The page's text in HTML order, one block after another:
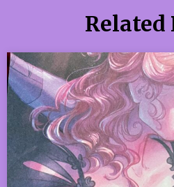
Related